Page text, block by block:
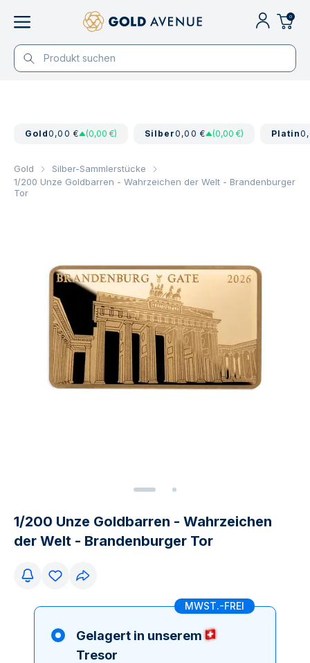
0
Gold0,00 € (0,00 €) Silber0,00 € (0,00 €) Platin
Gold
Silber-Sammlerstücke
1/200 Unze Goldbarren - Wahrzeichen der Welt - Brandenburger
Tor
1/200 Unze Goldbarren - Wahrzeichen
der Welt - Brandenburger Tor
MWST.-FREI
Gelagert in unserem
Tresor